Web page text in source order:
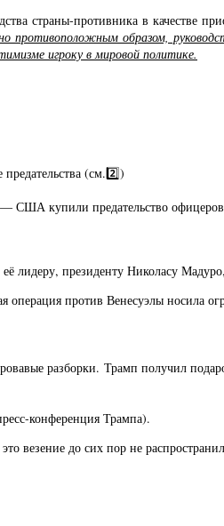
страны-противника в качестве
противоположным образом,
игроку в мировой политике.
(см.2️⃣)
США купили предательство
президенту Николасу
против Венесуэлы носила
разборки. Трамп получил
конференция Трампа).
везение до сих пор не